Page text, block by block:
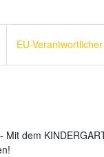
EU-Verantwortlicher
dem